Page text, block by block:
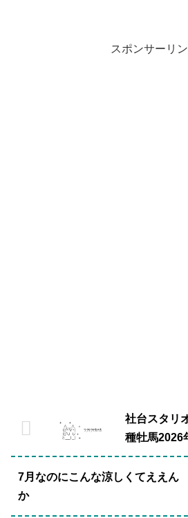
スポンサーリ
社台スタリ
種牡馬2026
7月なのにこんな涼しくてええん
か